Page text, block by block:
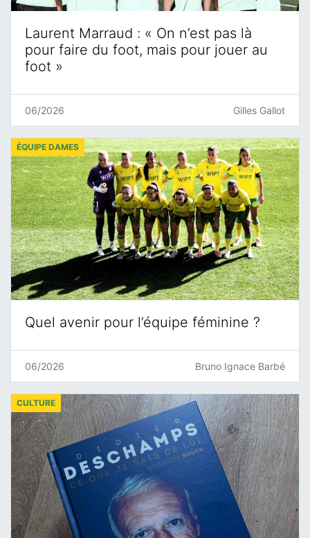
Laurent Marraud : « On n’est pas là
pour faire du foot, mais pour jouer au
foot »
06/2026 Gilles Gallot
Quel avenir pour l’équipe féminine ?
ÉQUIPE DAMES
06/2026 Bruno Ignace Barbé
CULTURE